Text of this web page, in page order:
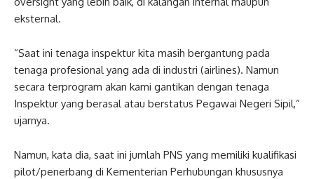
eksternal.
“Saat ini tenaga inspektur kita masih bergantung pada
tenaga profesional yang ada di industri (airlines). Namun
secara terprogram akan kami gantikan dengan tenaga
Inspektur yang berasal atau berstatus Pegawai Negeri Sipil,”
ujarnya.
Namun, kata dia, saat ini jumlah PNS yang memiliki kualifikasi
pilot/penerbang di Kementerian Perhubungan khususnya